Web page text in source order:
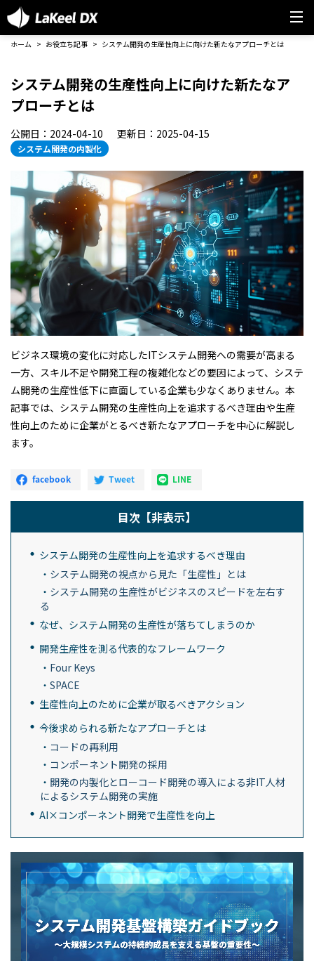
ホーム お役立ち記事 システム開発の生産性向上に向けた新たなアプローチとは
システム開発の生産性向上に向けた新たなア
プローチとは
公開日：2024-04-10 更新日：2025-04-15
システム開発の内製化
ビジネス環境の変化に対応したITシステム開発への需要が高まる
一方、スキル不足や開発工程の複雑化などの要因によって、システ
ム開発の生産性低下に直面している企業も少なくありません。本
記事では、システム開発の生産性向上を追求するべき理由や生産
性向上のために企業がとるべき新たなアプローチを中心に解説し
ます。
目次 【非表示】
システム開発の生産性向上を追求するべき理由
システム開発の視点から見た「生産性」とは
システム開発の生産性がビジネスのスピードを左右す
る
なぜ、システム開発の生産性が落ちてしまうのか
開発生産性を測る代表的なフレームワーク
Four Keys
SPACE
生産性向上のために企業が取るべきアクション
今後求められる新たなアプローチとは
コードの再利用
コンポーネント開発の採用
開発の内製化とローコード開発の導入による非IT人材
によるシステム開発の実施
AI×コンポーネント開発で生産性を向上